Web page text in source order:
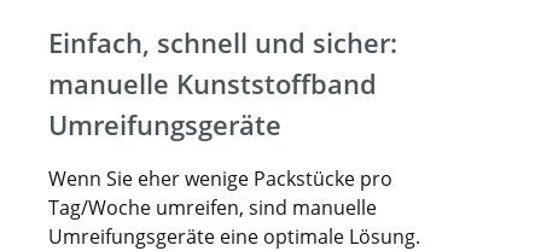
Einfach, schnell und sicher:
manuelle Kunststoffband
Umreifungsgeräte
Wenn Sie eher wenige Packstücke pro
Tag/Woche umreifen, sind manuelle
Umreifungsgeräte eine optimale Lösung.